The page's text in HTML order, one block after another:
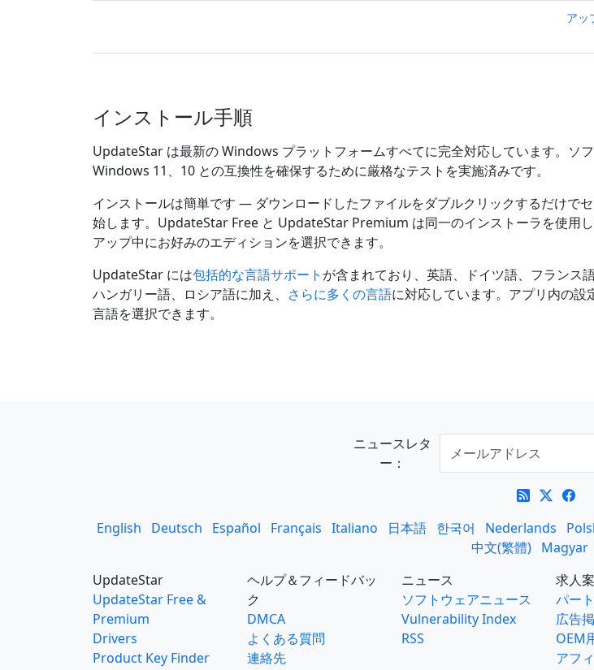
アッ
インストール手順
UpdateStar は最新の Windows プラットフォームすべてに完全対応しています。ソ
Windows 11、10 との互換性を確保するために厳格なテストを実施済みです。
インストールは簡単です — ダウンロードしたファイルをダブルクリックするだけで
始します。UpdateStar Free と UpdateStar Premium は同一のインストーラを使用
アップ中にお好みのエディションを選択できます。
UpdateStar には包括的な言語サポート が含まれており、英語、ドイツ語、フランス
ハンガリー語、ロシア語に加え、 さらに多くの言語に対応しています。アプリ内の設
言語を選択できます。
ニュースレタ
ー：
English Deutsch Español Français Italiano 日本語 한국어 Nederlands
中文(繁體)
Magyar
UpdateStar
UpdateStar Free &
Premium
Drivers
Product Key Finder
ヘルプ＆フィードバッ
ク
DMCA
よくある質問
連絡先
ニュース
ソフトウェアニュース
Vulnerability Index
RSS
求人
パー
広告
OEM
アフ